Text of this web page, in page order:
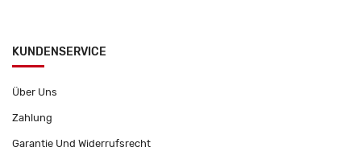
KUNDENSERVICE
Über Uns
Zahlung
Garantie Und Widerrufsrecht